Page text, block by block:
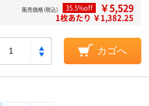
販売価格（税込） 35.5%off ￥5,529
1枚あたり ￥1,382.25
カゴへ